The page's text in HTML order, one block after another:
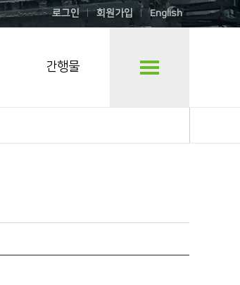
로그인 회원가입 English
간행물